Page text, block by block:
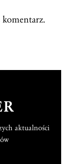
komentarz.
aktualności